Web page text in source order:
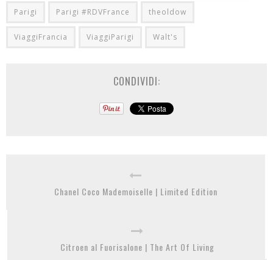
Parigi Parigi #RDVFrance theoldow
ViaggiFrancia ViaggiParigi Walt's
CONDIVIDI:
Chanel Coco Mademoiselle | Limited Edition
Citroen al Fuorisalone | The Art Of Living